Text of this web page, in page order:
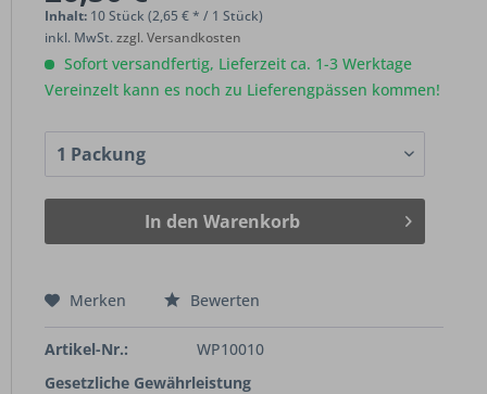
Inhalt: 10 Stück (2,65 € * / 1 Stück)
inkl. MwSt.zzgl. Versandkosten
Sofort versandfertig, Lieferzeit ca. 1-3 Werktage
Vereinzelt kann es noch zu Lieferengpässen kommen!
In den Warenkorb
Merken Bewerten
Artikel-Nr.:
WP10010
Gesetzliche Gewährleistung